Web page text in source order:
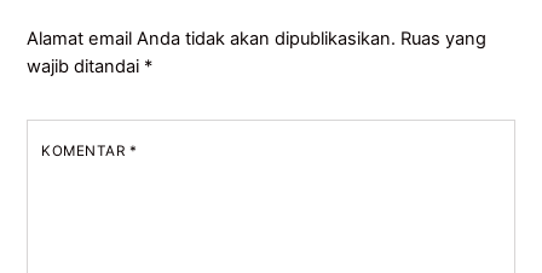
Alamat email Anda tidak akan dipublikasikan. Ruas yang
wajib ditandai *
KOMENTAR *